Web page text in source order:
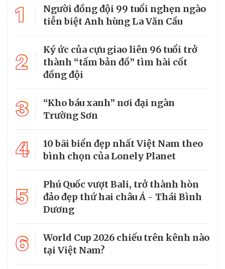
1
Người đồng đội 99 tuổi nghẹn ngào
tiễn biệt Anh hùng La Văn Cầu
2
Ký ức của cựu giao liên 96 tuổi trở
thành “tấm bản đồ” tìm hài cốt
đồng đội
3
“Kho báu xanh” nơi đại ngàn
Trường Sơn
4
10 bãi biển đẹp nhất Việt Nam theo
bình chọn của Lonely Planet
5
Phú Quốc vượt Bali, trở thành hòn
đảo đẹp thứ hai châu Á - Thái Bình
Dương
6
World Cup 2026 chiếu trên kênh nào
tại Việt Nam?